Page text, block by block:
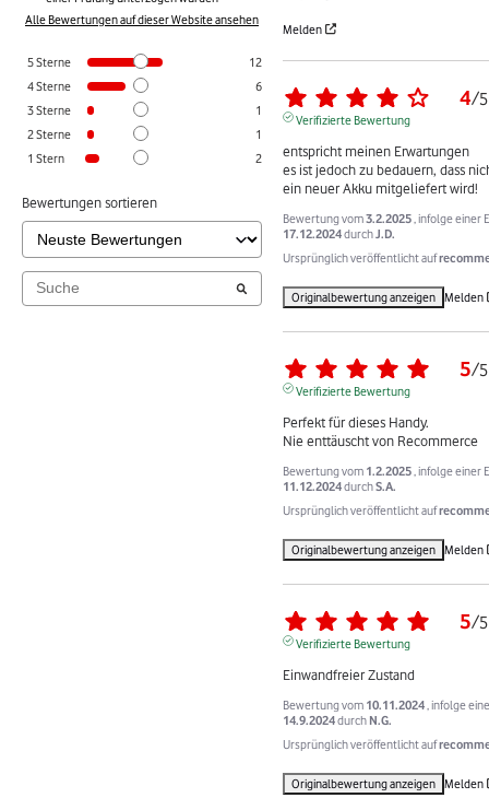
Alle Bewertungen auf dieser Website ansehen
5Sterne
12
4Sterne
6
3Sterne
1
2Sterne
1
1 Stern 2
Bewertungen sortieren
Melden
4/5
Verifizierte Bewertung
entspricht meinen Erwartungen
es ist jedoch zu bedauern, dass
ein neuer Akku mitgeliefert wird!
Bewertung vom3.2.2025 , infolge einer
17.12.2024durchJ.D.
Ursprünglich veröffentlicht auf
Originalbewertung anzeigen Melden
5/5
Verifizierte Bewertung
Perfekt für dieses Handy.
Nie enttäuscht von Recommerce
Bewertung vom 1.2.2025 , infolge einer
11.12.2024durchS.A.
Ursprünglich veröffentlicht auf
Originalbewertung anzeigen Melden
5/5
Verifizierte Bewertung
Einwandfreier Zustand
Bewertung vom 10.11.2024 , infolge
14.9.2024durch N.G.
Ursprünglich veröffentlicht auf
Originalbewertung anzeigen Melden